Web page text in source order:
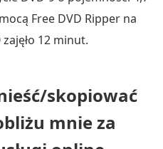
Free DVD Ripper na
12 minut.
skopiować
mnie za